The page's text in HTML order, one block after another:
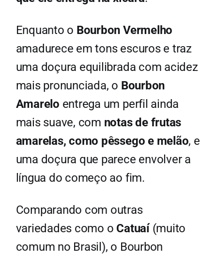
Enquanto o Bourbon Vermelho
amadurece em tons escuros e traz
uma doçura equilibrada com acidez
mais pronunciada, o Bourbon
Amarelo entrega um perfil ainda
mais suave, com notas de frutas
amarelas, como pêssego e melão, e
uma doçura que parece envolver a
língua do começo ao fim.
Comparando com outras
variedades como o Catuaí(muito
comum no Brasil), o Bourbon